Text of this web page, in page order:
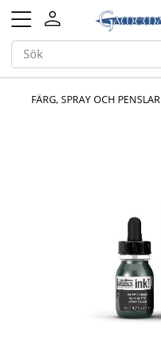
Meny
FÄRG, SPRAY OCH PENSLAR